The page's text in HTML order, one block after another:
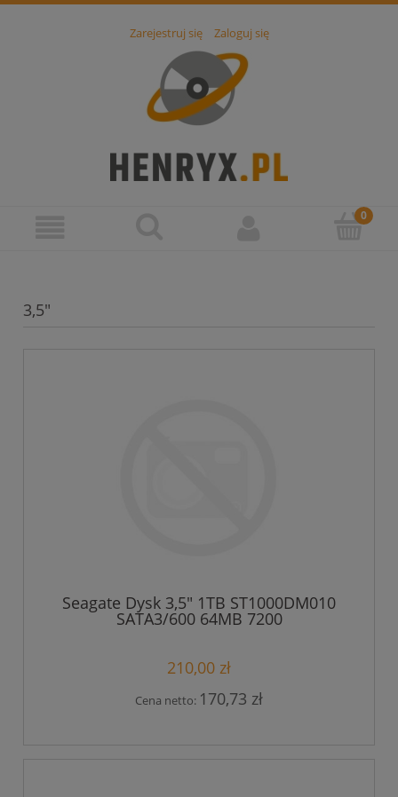
Zarejestruj się Zaloguj się
3,5"
Seagate Dysk 3,5" 1TB ST1000DM010
SATA3/600 64MB 7200
210,00 zł
Cena netto: 170,73 zł